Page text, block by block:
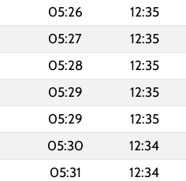
05:26
12:35
05:27
12:35
05:28
12:35
05:29
12:35
05:29
12:35
05:30
12:34
05:31
12:34